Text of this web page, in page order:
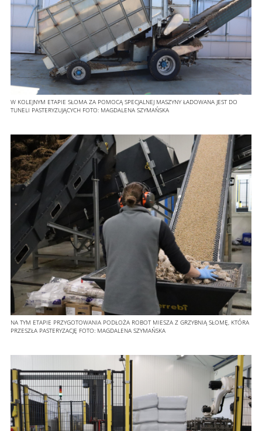
W KOLEJNYM ETAPIE SŁOMA ZA POMOCĄ SPECJALNEJ MASZYNY ŁADOWANA JEST DO
TUNELI PASTERYZUJĄCYCH FOTO: MAGDALENA SZYMAŃSKA
NA TYM ETAPIE PRZYGOTOWANIA PODŁOŻA ROBOT MIESZA Z GRZYBNIĄ SŁOMĘ, KTÓRA
PRZESZŁA PASTERYZACJĘ FOTO: MAGDALENA SZYMAŃSKA